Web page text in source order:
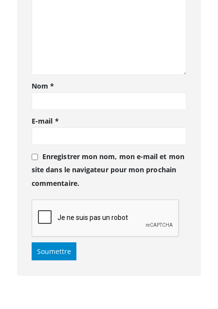
Nom*
E-mail *
Enregistrer mon nom, mon e-mail et mon
site dans le navigateur pour mon prochain
commentaire.